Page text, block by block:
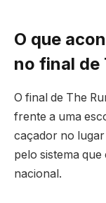
O que
no final de
O final de The
frente a uma
caçador no
pelo sistema
nacional.